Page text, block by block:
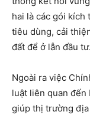
hai là các gói kích
tiêu dùng, cải
đất để ở lẫn đầu tư.
Ngoài ra việc
luật liên quan đến
giúp thị trường